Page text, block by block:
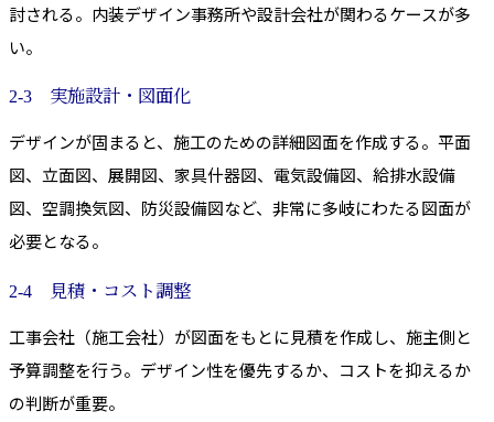
討される。内装デザイン事務所や設計会社が関わるケースが多
い。
2-3 実施設計・図面化
デザインが固まると、施工のための詳細図面を作成する。平面
図、立面図、展開図、家具什器図、電気設備図、給排水設備
図、空調換気図、防災設備図など、非常に多岐にわたる図面が
必要となる。
2-4 見積・コスト調整
工事会社（施工会社）が図面をもとに見積を作成し、施主側と
予算調整を行う。デザイン性を優先するか、コストを抑えるか
の判断が重要。